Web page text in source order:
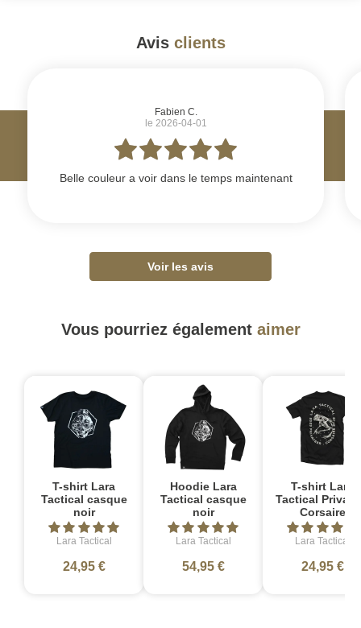
Avis clients
Fabien C.
le 2026-04-01
Belle couleur a voir dans le temps maintenant
Voir les avis
Vous pourriez également aimer
T-shirt Lara
Tactical casque
noir
Lara Tactical
24,95 €
Hoodie Lara
Tactical casque
noir
Lara Tactical
54,95 €
T-shirt Lara
Tactical
Corsaire
Lara Tactical
24,95 €